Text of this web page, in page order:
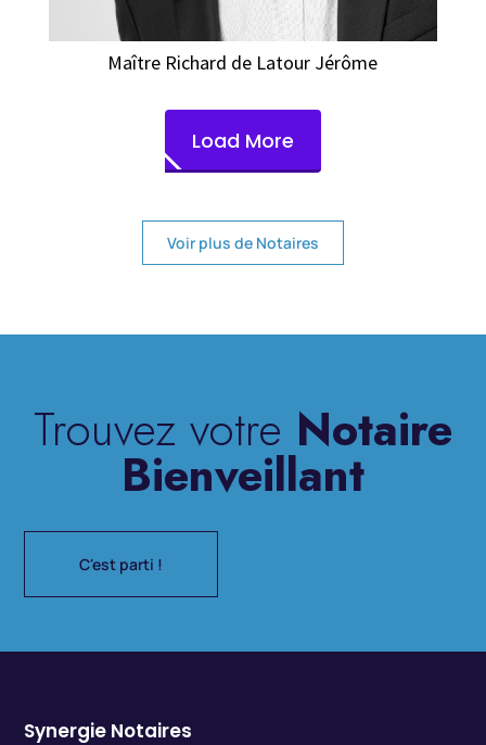
Maître Richard de Latour Jérôme
Load More
Voir plus de Notaires
Trouvez votre Notaire
Bienveillant
C'est parti !
Synergie Notaires